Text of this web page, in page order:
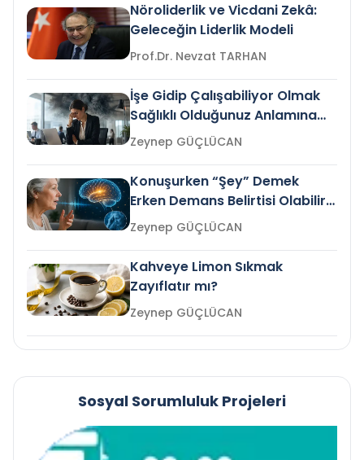
Nöroliderlik ve Vicdani Zekâ:
Geleceğin Liderlik Modeli
Prof.Dr. Nevzat TARHAN
İşe Gidip Çalışabiliyor Olmak
Sağlıklı Olduğunuz Anlamına
Gelir mi?Zeynep GÜÇLÜCAN
Konuşurken “Şey” Demek
Erken Demans Belirtisi Olabilir
mi?
Zeynep GÜÇLÜCAN
Kahveye Limon Sıkmak
Zayıflatır mı?
Zeynep GÜÇLÜCAN
Sosyal Sorumluluk Projeleri